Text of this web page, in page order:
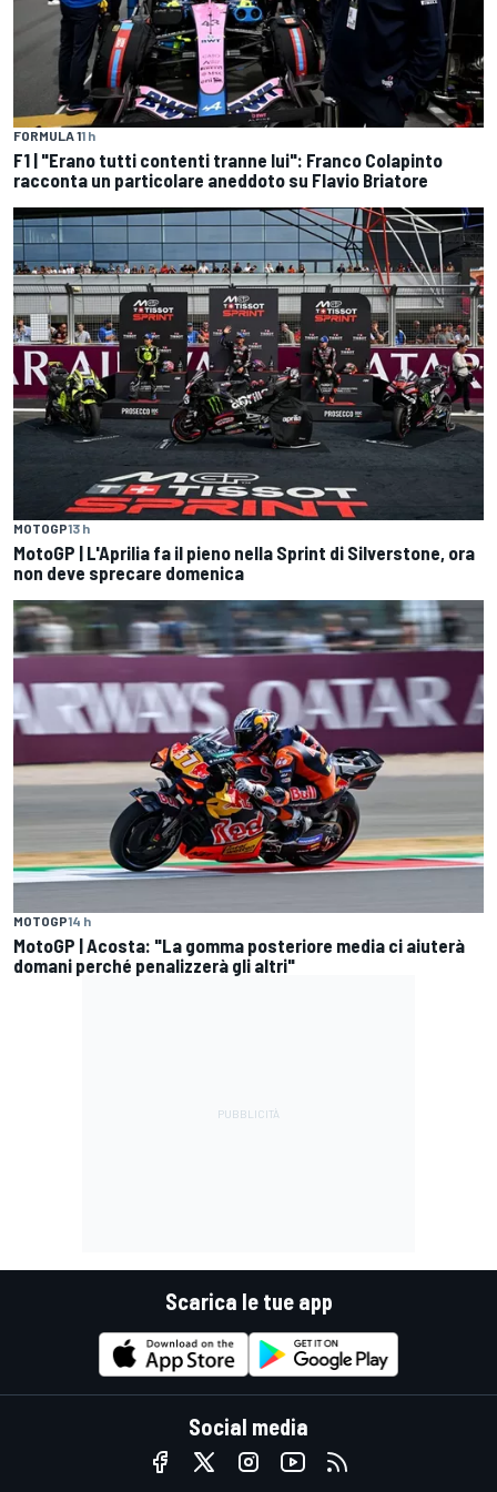
FORMULA 11 h
F1 | "Erano tutti contenti tranne lui": Franco Colapinto
racconta un particolare aneddoto su Flavio Briatore
MOTOGP13 h
MotoGP | L'Aprilia fa il pieno nella Sprint di Silverstone, ora
non deve sprecare domenica
MOTOGP14 h
MotoGP | Acosta: "La gomma posteriore media ci aiuterà
domani perché penalizzerà gli altri"
Scarica le tue app
Social media